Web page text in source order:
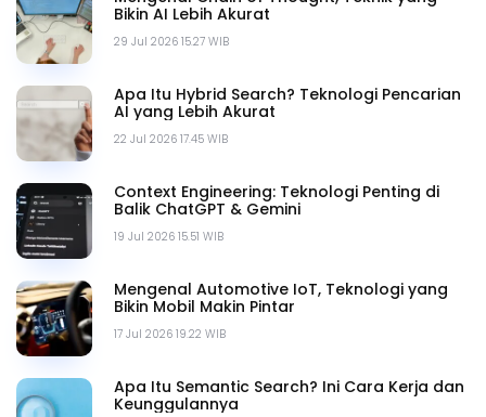
29 Jul 2026 15.27 WIB
Bikin AI Lebih Akurat
22 Jul 2026 17.45 WIB
Apa Itu Hybrid Search? Teknologi Pencarian
AI yang Lebih Akurat
19 Jul 2026 15.51 WIB
Context Engineering: Teknologi Penting di
Balik ChatGPT & Gemini
17 Jul 2026 19.22 WIB
Mengenal Automotive IoT, Teknologi yang
Bikin Mobil Makin Pintar
Apa Itu Semantic Search? Ini Cara Kerja dan
Keunggulannya